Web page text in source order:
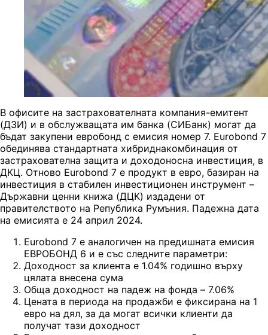
В офисите на застрахователната компания-емитент
(ДЗИ) и в обслужващата им банка (СИБанк) могат да
бъдат закупени евробонд с емисия номер 7. Eurobond 7
обединява стандартната хибриднакомбинация от
застрахователна защита и доходоносна инвестиция, в
ДКЦ. Отново Eurobond 7 е продукт в евро, базиран на
инвестиция в стабилен инвестиционен инструмент –
Държавни ценни книжа (ДЦК) издадени от
правителството на Република Румъния. Падежна дата
на емисията е 24 април 2024.
Eurobond 7 е аналогичен на предишната емисия
ЕВРОБОНД 6 и е със следните параметри:
Доходност за клиента е 1.04% годишно върху
цялата внесена сума
Обща доходност на падеж на фонда – 7.06%
Цената в периода на продажби е фиксирана на 1
евро на дял, за да могат всички клиенти да
получат тази доходност